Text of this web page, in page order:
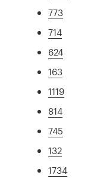
773
714
624
163
1119
814
745
132
1734